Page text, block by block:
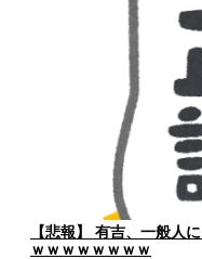
【悲報】 有吉、一般人
ｗｗｗｗｗｗｗｗ